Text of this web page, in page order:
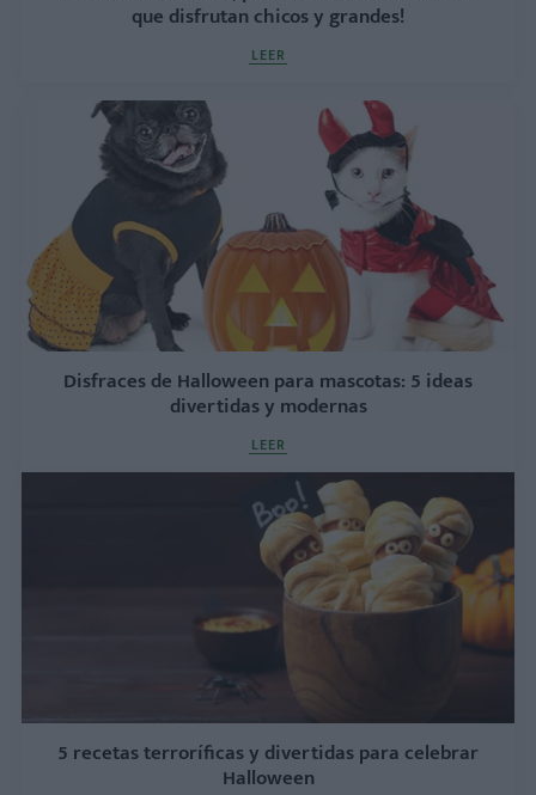
que disfrutan chicos y grandes!
LEER
Disfraces de Halloween para mascotas: 5 ideas
divertidas y modernas
LEER
5 recetas terroríficas y divertidas para celebrar
Halloween